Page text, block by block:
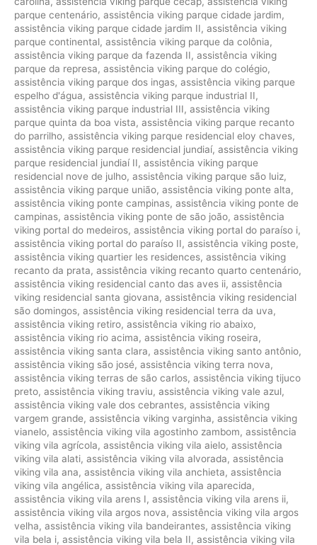
parque centenário, assistência viking parque cidade jardim,
assistência viking parque cidade jardim II, assistência viking
parque continental, assistência viking parque da colônia,
assistência viking parque da fazenda II, assistência viking
parque da represa, assistência viking parque do colégio,
assistência viking parque dos ingas, assistência viking parque
espelho d'água, assistência viking parque industrial II,
assistência viking parque industrial III, assistência viking
parque quinta da boa vista, assistência viking parque recanto
do parrilho, assistência viking parque residencial eloy chaves,
assistência viking parque residencial jundiaí, assistência viking
parque residencial jundiaí II, assistência viking parque
residencial nove de julho, assistência viking parque são luiz,
assistência viking parque união, assistência viking ponte alta,
assistência viking ponte campinas, assistência viking ponte de
campinas, assistência viking ponte de são joão, assistência
viking portal do medeiros, assistência viking portal do paraíso i,
assistência viking portal do paraíso II, assistência viking poste,
assistência viking quartier les residences, assistência viking
recanto da prata, assistência viking recanto quarto centenário,
assistência viking residencial canto das aves ii, assistência
viking residencial santa giovana, assistência viking residencial
são domingos, assistência viking residencial terra da uva,
assistência viking retiro, assistência viking rio abaixo,
assistência viking rio acima, assistência viking roseira,
assistência viking santa clara, assistência viking santo antônio,
assistência viking são josé, assistência viking terra nova,
assistência viking terras de são carlos, assistência viking tijuco
preto, assistência viking traviu, assistência viking vale azul,
assistência viking vale dos cebrantes, assistência viking
vargem grande, assistência viking varginha, assistência viking
vianelo, assistência viking vila agostinho zambom, assistência
viking vila agrícola, assistência viking vila aielo, assistência
viking vila alati, assistência viking vila alvorada, assistência
viking vila ana, assistência viking vila anchieta, assistência
viking vila angélica, assistência viking vila aparecida,
assistência viking vila arens I, assistência viking vila arens ii,
assistência viking vila argos nova, assistência viking vila argos
velha, assistência viking vila bandeirantes, assistência viking
vila bela i, assistência viking vila bela II, assistência viking vila